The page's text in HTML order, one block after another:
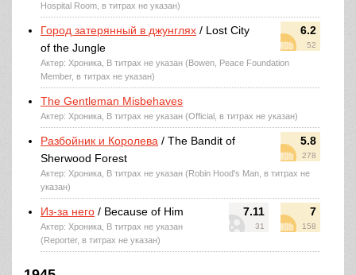
Hospital Room, в титрах не указан)
6.2
52
Город затерянный в джунглях / Lost City
of the Jungle
Актер: Хроника, В титрах не указан (Bowen, Peace Foundation
Member, в титрах не указан)
The Gentleman Misbehaves
Актер: Хроника, В титрах не указан (Official, в титрах не указан)
5.8
278
Разбойник и Королева / The Bandit of
Sherwood Forest
Актер: Хроника, В титрах не указан (Robin Hood's Man, в титрах не
указан)
7.11
31
7
158
Из-за него / Because of Him
Актер: Хроника, В титрах не указан
(Reporter, в титрах не указан)